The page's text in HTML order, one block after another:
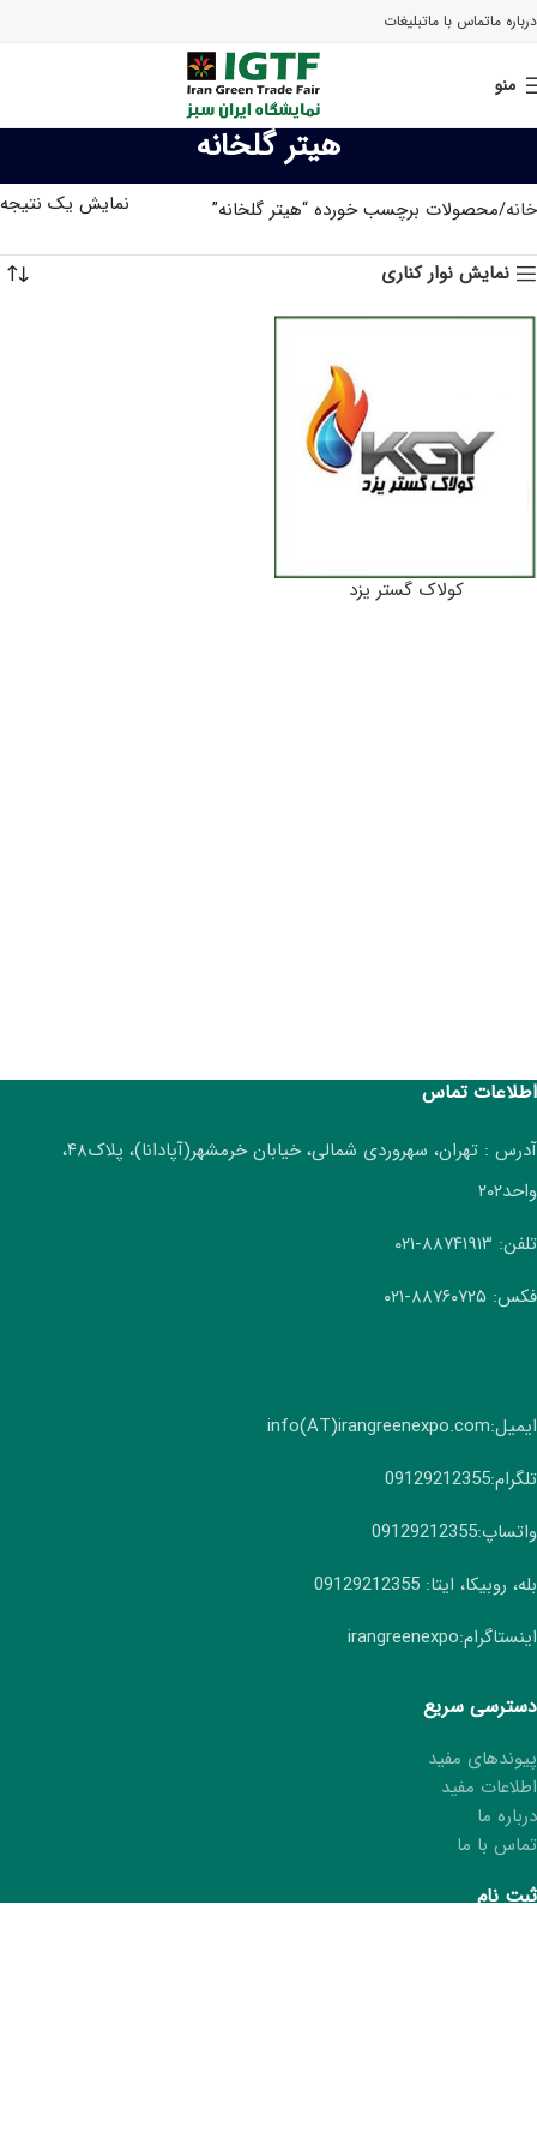
درباره ماتماس با ماتبلیغات
منو
هیتر گلخانه
خانه محصولات برچسب خورده “هیتر گلخانه” نمایش یک نتیجه
نمایش نوار کناری
کولاک گستر یزد
اطلاعات تماس
آدرس : تهران، سهروردی شمالی، خیابان خرمشهر(آپادانا)، پلاک۴۸،
واحد۲۰۲
تلفن: ۸۸۷۴۱۹۱۳-۰۲۱
فکس: ۸۸۷۶۰۷۲۵-۰۲۱
ایمیل:info(AT)irangreenexpo.com
تلگرام:09129212355
واتساپ:09129212355
بله، روبیکا، ایتا: 09129212355
اینستاگرام:irangreenexpo
دسترسی سریع
پیوندهای مفید
اطلاعات مفید
درباره ما
تماس با ما
ثبت نام